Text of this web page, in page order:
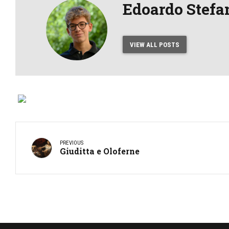
Edoardo
VIEW ALL POSTS
PREVIOUS
Giuditta e Oloferne